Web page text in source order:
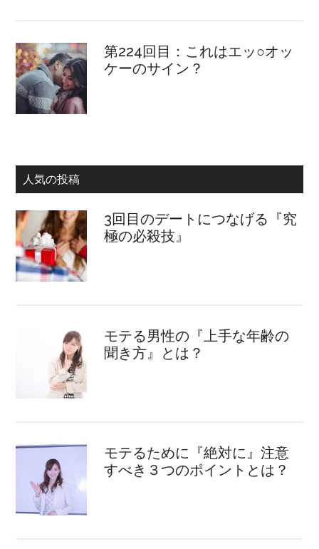
第224回目：これはエッ○オッ
ケーのサイン？
人気の投稿
3回目のデートにつなげる『究
極の必殺技』
モテる男性の『上手な年齢の
聞き方』とは？
モテるために『絶対に』注意
すべき３つのポイントとは？